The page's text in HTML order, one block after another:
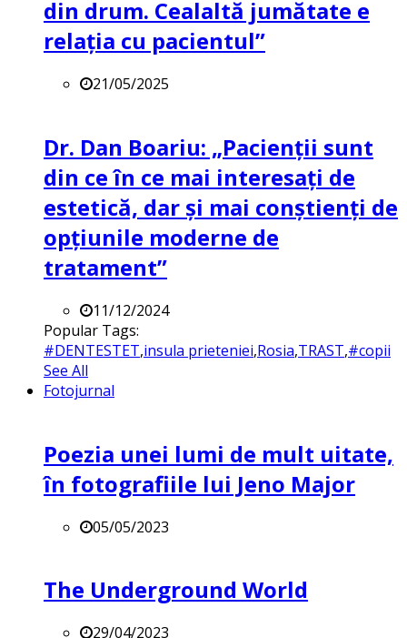
din drum. Cealaltă jumătate e
relația cu pacientul”
21/05/2025
Dr. Dan Boariu: „Pacienții sunt
din ce în ce mai interesați de
estetică, dar și mai conștienți de
opțiunile moderne de
tratament”
11/12/2024
Popular Tags:
#DENTESTET,insula prieteniei,Rosia,TRAST,#copii
See All
Fotojurnal
Poezia unei lumi de mult uitate,
în fotografiile lui Jeno Major
05/05/2023
The Underground World
29/04/2023